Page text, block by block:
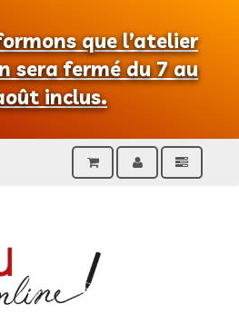
que l’atelier
sera fermé du 7 au
inclus.